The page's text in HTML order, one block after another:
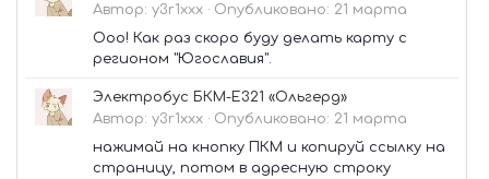
Автор: y3r1xxx · Опубликовано: 21 марта
Ооо! Как раз скоро буду делать карту с
регионом "Югославия".
Электробус БКМ-Е321 «Ольгерд»
Автор: y3r1xxx · Опубликовано: 21 марта
нажимай на кнопку ПКМ и копируй ссылку на
страницу, потом в адресную строку